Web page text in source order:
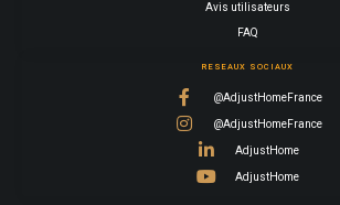
RESEAUX SOCIAUX
@AdjustHomeFrance
@AdjustHomeFrance
AdjustHome
AdjustHome
Avis utilisateurs
FAQ